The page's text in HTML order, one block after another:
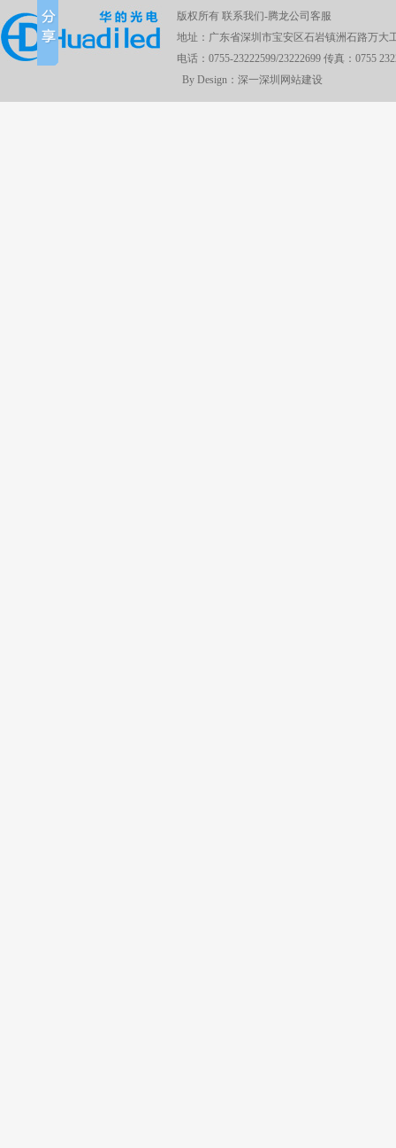
版权所有 联系我们-腾龙公司客服
地址：广东省深圳市宝安区石岩镇洲石路万大
电话：0755-23222599/23222699 传真：0755
By Design：深一深圳网站建设